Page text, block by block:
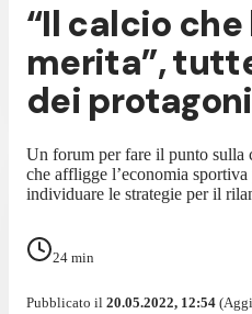
“Il calcio che
merita”,
dei
Un forum per fare il punto sulla
che affligge l’economia
individuare le strategie per il
24 min
Pubblicato il 20.05.2022, 12:54